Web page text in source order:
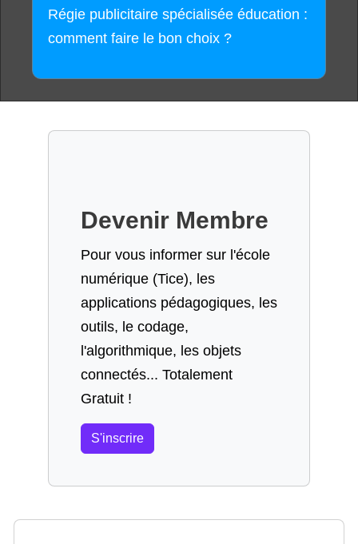
Régie publicitaire spécialisée éducation :
comment faire le bon choix ?
Devenir Membre
Pour vous informer sur l'école
numérique (Tice), les
applications pédagogiques, les
outils, le codage,
l'algorithmique, les objets
connectés... Totalement
Gratuit !
S'inscrire